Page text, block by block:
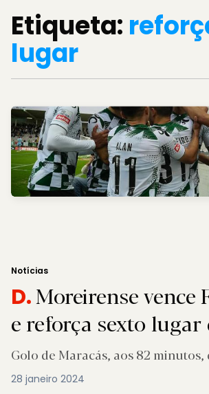
Etiqueta:
lugar
Notícias
D.Moreirense vence
e reforça sexto lugar
Golo de Maracás, aos 82
28 janeiro 2024